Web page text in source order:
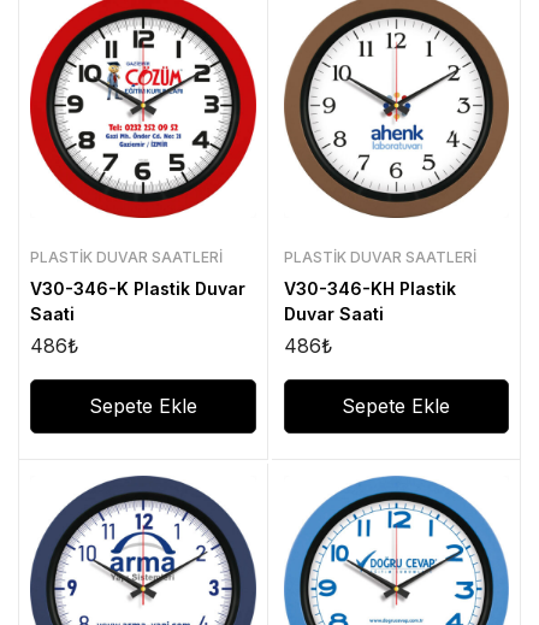
PLASTIK DUVAR SAATLERI
V30-346-K Plastik Duvar
Saati
486₺
Sepete Ekle
PLASTIK DUVAR SAATLERI
V30-346-KH Plastik
Duvar Saati
486₺
Sepete Ekle